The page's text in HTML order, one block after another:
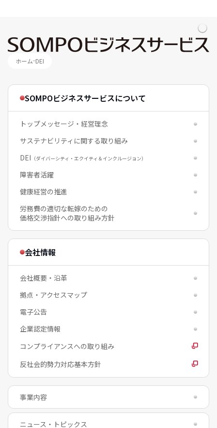
ホーム DEI
SOMPOビジネスサービスについて
トップメッセージ・経営理念
サステナビリティに関する取り組み
DEI （ダイバーシティ・エクイティ＆インクルージョン）
障害者活躍
健康経営の推進
労務費の適切な転嫁のための
価格交渉指針への取り組み方針
会社情報
会社概要・沿革
拠点・アクセスマップ
電子公告
企業認定情報
コンプライアンスへの取り組み
反社会的勢力対応基本方針
事業内容
ニュース・トピックス